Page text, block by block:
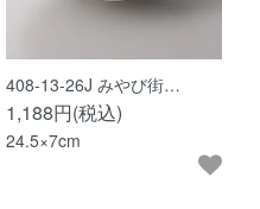
408-13-26J みやび街…
1,188円(税込)
24.5×7cm